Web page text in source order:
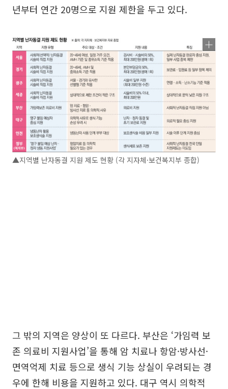
년부터 연간 20명으로 지원 제한을 두고 있다.
▲지역별 난자동결 지원 제도 현황 (각 지자체·보건복지부 종합)
그 밖의 지역은 양상이 또 다르다. 부산은 ‘가임력 보
존 의료비 지원사업’을 통해 암 치료나 항암·방사선·
면역억제 치료 등으로 생식 기능 상실이 우려되는 경
우에 한해 비용을 지원하고 있다. 대구 역시 의학적